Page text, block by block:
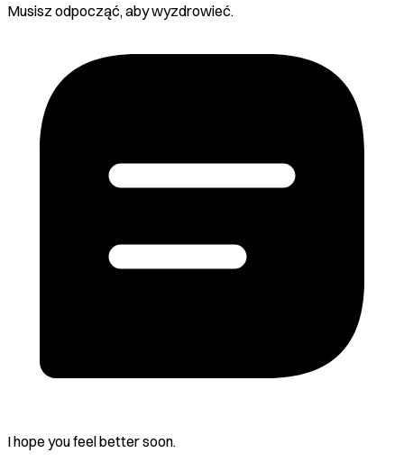
Musisz odpocząć, aby wyzdrowieć.
I hope you feel better soon.